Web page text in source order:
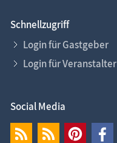
Schnellzugriff
Login für Gastgeber
Login für Veranstalter
Social Media